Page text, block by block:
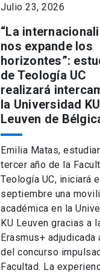
Julio 23, 2026
“La
nos expande los
horizontes”:
de Teología UC
realizará
la Universidad KU
Leuven de
Emilia Matas,
tercer año de la
Teología UC, iniciará
septiembre una
académica en la
KU Leuven gracias a
Erasmus+ adjudicada
del concurso
Facultad. La